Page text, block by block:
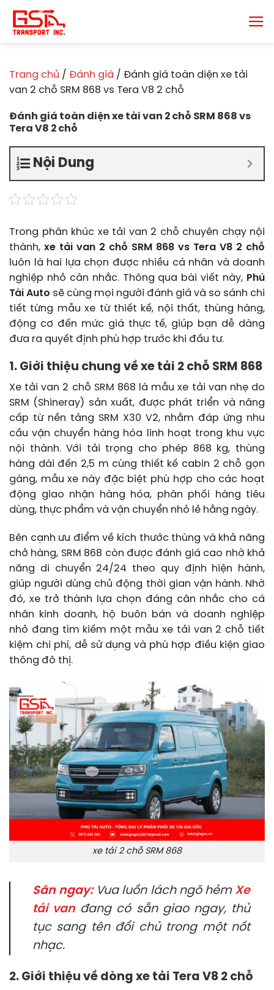
đến
nội
Trang chủ / Đánh giá / Đánh giá toàn diện xe tải
van 2 chỗ SRM 868 vs Tera V8 2 chỗ
Đánh giá toàn diện xe tải van 2 chỗ SRM 868 vs
Tera V8 2 chỗ
Nội Dung
Trong phân khúc xe tải van 2 chỗ chuyên chạy nội
thành, xe tải van 2 chỗ SRM 868 vs Tera V8 2 chỗ
luôn là hai lựa chọn được nhiều cá nhân và doanh
nghiệp nhỏ cân nhắc. Thông qua bài viết này, Phú
Tài Auto sẽ cùng mọi người đánh giá và so sánh chi
tiết từng mẫu xe từ thiết kế, nội thất, thùng hàng,
động cơ đến mức giá thực tế, giúp bạn dễ dàng
đưa ra quyết định phù hợp trước khi đầu tư.
1. Giới thiệu chung về xe tải 2 chỗ SRM 868
Xe tải van 2 chỗ SRM 868 là mẫu xe tải van nhẹ do
SRM (Shineray) sản xuất, được phát triển và nâng
cấp từ nền tảng SRM X30 V2, nhằm đáp ứng nhu
cầu vận chuyển hàng hóa linh hoạt trong khu vực
nội thành. Với tải trọng cho phép 868 kg, thùng
hàng dài đến 2,5 m cùng thiết kế cabin 2 chỗ gọn
gàng, mẫu xe này đặc biệt phù hợp cho các hoạt
động giao nhận hàng hóa, phân phối hàng tiêu
dùng, thực phẩm và vận chuyển nhỏ lẻ hằng ngày.
Bên cạnh ưu điểm về kích thước thùng và khả năng
chở hàng, SRM 868 còn được đánh giá cao nhờ khả
năng di chuyển 24/24 theo quy định hiện hành,
giúp người dùng chủ động thời gian vận hành. Nhờ
đó, xe trở thành lựa chọn đáng cân nhắc cho cá
nhân kinh doanh, hộ buôn bán và doanh nghiệp
nhỏ đang tìm kiếm một mẫu xe tải van 2 chỗ tiết
kiệm chi phí, dễ sử dụng và phù hợp điều kiện giao
thông đô thị.
xe tải 2 chỗ SRM 868
Săn ngay:Vua luồn lách ngõ hẻm Xe
tải vanđang có sẵn giao ngay, thủ
tục sang tên đổi chủ trong một nốt
nhạc.
2. Giới thiệu về dòng xe tải Tera V8 2 chỗ